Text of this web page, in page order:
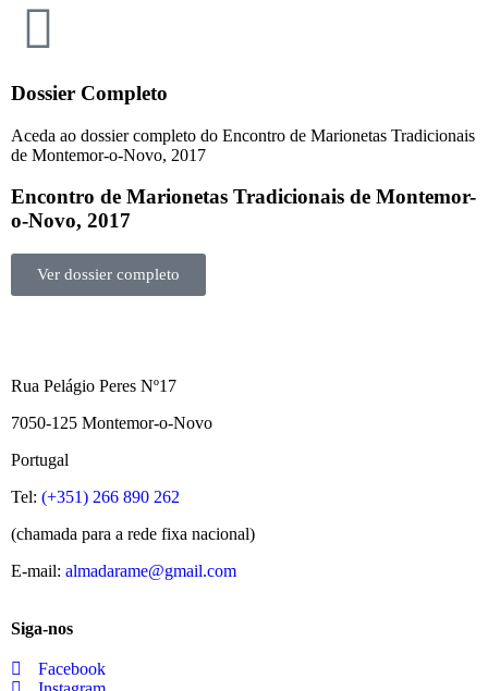
Dossier Completo
Aceda ao dossier completo do Encontro de Marionetas Tradicionais
de Montemor-o-Novo, 2017
Encontro de Marionetas Tradicionais de Montemor-
o-Novo, 2017
Ver dossier completo
Rua Pelágio Peres Nº17
7050-125 Montemor-o-Novo
Portugal
Tel: (+351) 266 890 262
(chamada para a rede fixa nacional)
E-mail: almadarame@gmail.com
Siga-nos
Facebook